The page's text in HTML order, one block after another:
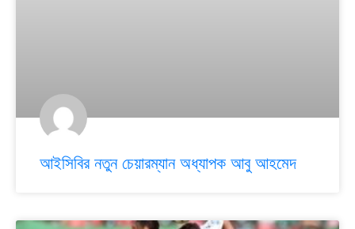
আইসিবির নতুন চেয়ারম্যান অধ্যাপক আবু আহমেদ